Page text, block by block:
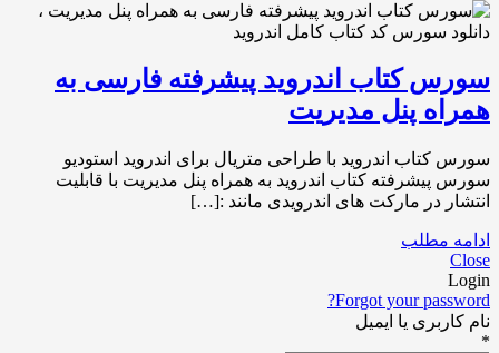
سورس کتاب اندروید پیشرفته فارسی به
همراه پنل مدیریت
سورس کتاب اندروید با طراحی متریال برای اندروید استودیو
سورس پیشرفته کتاب اندروید به همراه پنل مدیریت با قابلیت
انتشار در مارکت های اندرویدی مانند :[…]
ادامه مطلب
Close
Login
Forgot your password?
نام کاربری یا ایمیل
*